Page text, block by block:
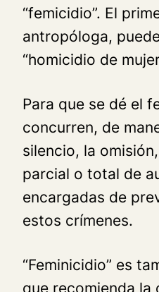
“femicidio”. El
antropóloga,
“homicidio de
Para que se dé el
concurren, de
silencio, la
parcial o total de
encargadas de
estos crímenes.
“Feminicidio” es
que recomienda la